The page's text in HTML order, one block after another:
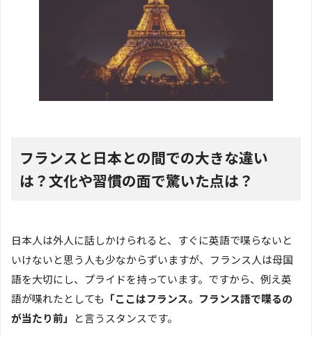
フランスと日本との間での大きな違い
は？文化や習慣の面で驚いた点は？
日本人は外人に話しかけられると、すぐに英語で喋らないと
いけないと思う人も少なからずいますが、フランス人は母国
語を大切にし、プライドを持っています。ですから、例え英
語が喋れたとしても 「ここはフランス。フランス語で喋るの
が当たり前」
と言うスタンスです。